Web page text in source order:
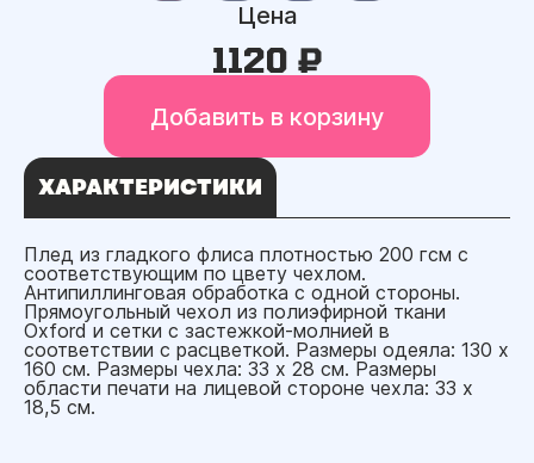
Цена
1120 ₽
Добавить в корзину
ХАРАКТЕРИСТИКИ
Плед из гладкого флиса плотностью 200 гсм с
соответствующим по цвету чехлом.
Антипиллинговая обработка с одной стороны.
Прямоугольный чехол из полиэфирной ткани
Oxford и сетки с застежкой-молнией в
соответствии с расцветкой. Размеры одеяла: 130 x
160 см. Размеры чехла: 33 x 28 см. Размеры
области печати на лицевой стороне чехла: 33 x
18,5 см.